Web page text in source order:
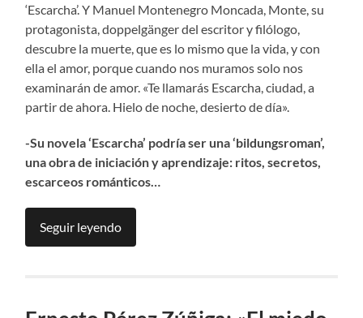
‘Escarcha’. Y Manuel Montenegro Moncada, Monte, su
protagonista, doppelgänger del escritor y filólogo,
descubre la muerte, que es lo mismo que la vida, y con
ella el amor, porque cuando nos muramos solo nos
examinarán de amor. «Te llamarás Escarcha, ciudad, a
partir de ahora. Hielo de noche, desierto de día».
-Su novela ‘Escarcha’ podría ser una ‘bildungsroman’,
una obra de iniciación y aprendizaje: ritos, secretos,
escarceos románticos…
Seguir leyendo